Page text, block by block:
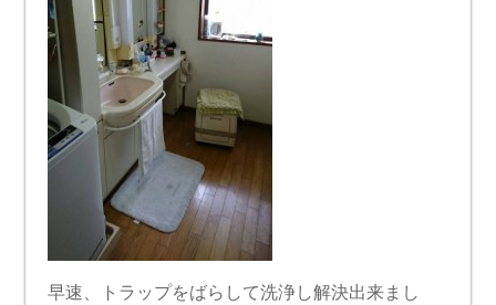
早速、トラップをばらして洗浄し解決出来まし